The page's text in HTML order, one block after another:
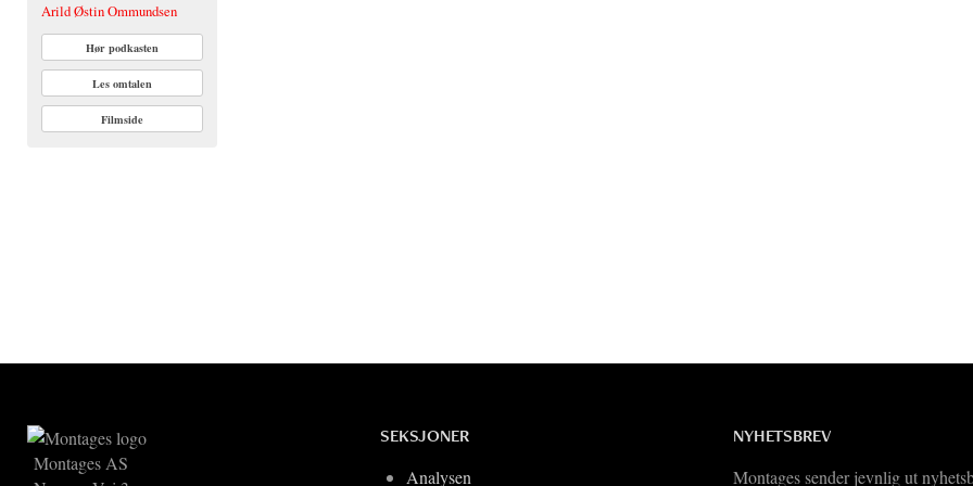
Arild Østin Ommundsen
Hør podkasten
Les omtalen
Filmside
Montages AS
SEKSJONER
Analysen
NYHETSBREV
Montages sender jevnlig ut